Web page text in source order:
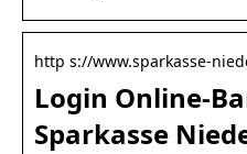
http s://www.sparkasse-
Login Online-
Sparkasse